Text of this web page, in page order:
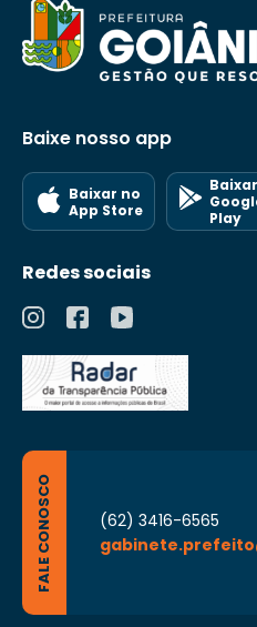
Baixe nosso app
Baixar no
App Store
Play
Redes sociais
FALE CONOSCO
(62) 3416-6565